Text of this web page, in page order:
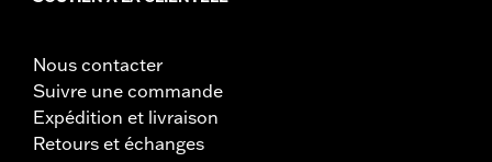
Nous contacter
Suivre une commande
Expédition et livraison
Retours et échanges